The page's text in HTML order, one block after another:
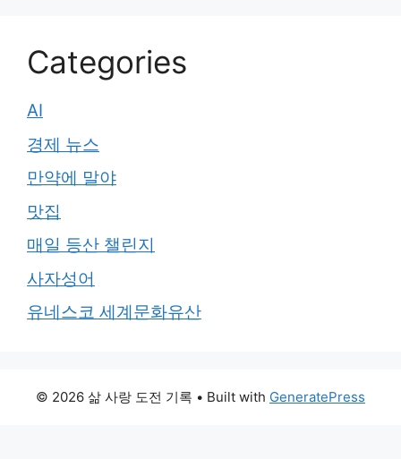
Categories
AI
경제 뉴스
만약에 말야
맛집
매일 등산 챌린지
사자성어
유네스코 세계문화유산
© 2026 삶 사랑 도전 기록 • Built with GeneratePress